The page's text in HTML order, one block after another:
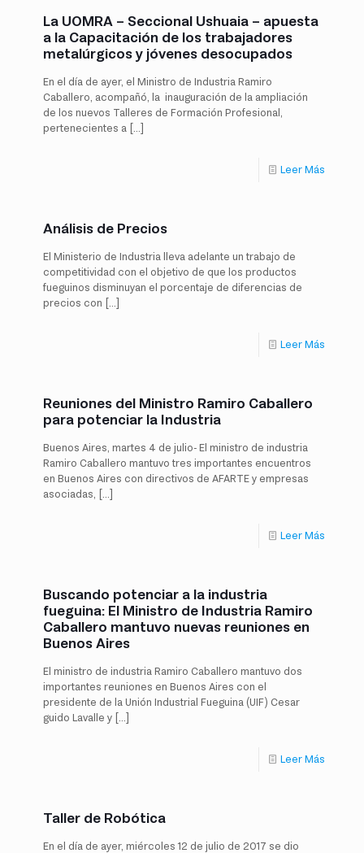
La UOMRA – Seccional Ushuaia – apuesta
a la Capacitación de los trabajadores
metalúrgicos y jóvenes desocupados
En el día de ayer, el Ministro de Industria Ramiro
Caballero, acompañó, la inauguración de la ampliación
de los nuevos Talleres de Formación Profesional,
pertenecientes a […]
Leer Más
Análisis de Precios
El Ministerio de Industria lleva adelante un trabajo de
competitividad con el objetivo de que los productos
fueguinos disminuyan el porcentaje de diferencias de
precios con […]
Leer Más
Reuniones del Ministro Ramiro Caballero
para potenciar la Industria
Buenos Aires, martes 4 de julio- El ministro de industria
Ramiro Caballero mantuvo tres importantes encuentros
en Buenos Aires con directivos de AFARTE y empresas
asociadas, […]
Leer Más
Buscando potenciar a la industria
fueguina: El Ministro de Industria Ramiro
Caballero mantuvo nuevas reuniones en
Buenos Aires
El ministro de industria Ramiro Caballero mantuvo dos
importantes reuniones en Buenos Aires con el
presidente de la Unión Industrial Fueguina (UIF) Cesar
guido Lavalle y […]
Leer Más
Taller de Robótica
En el día de ayer, miércoles 12 de julio de 2017 se dio